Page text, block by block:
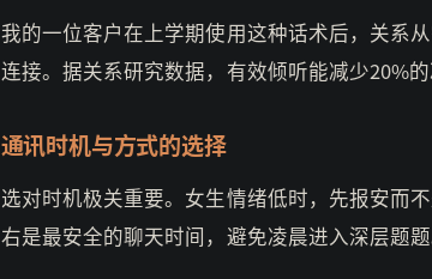
我的一位客户在上学期使用这种话术后，关系
连接。据关系研究数据，有效倾听能减少20%的
通讯时机与方式的选择
选对时机极关重要。女生情绪低时，先报安而
右是最安全的聊天时间，避免凌晨进入深层题题